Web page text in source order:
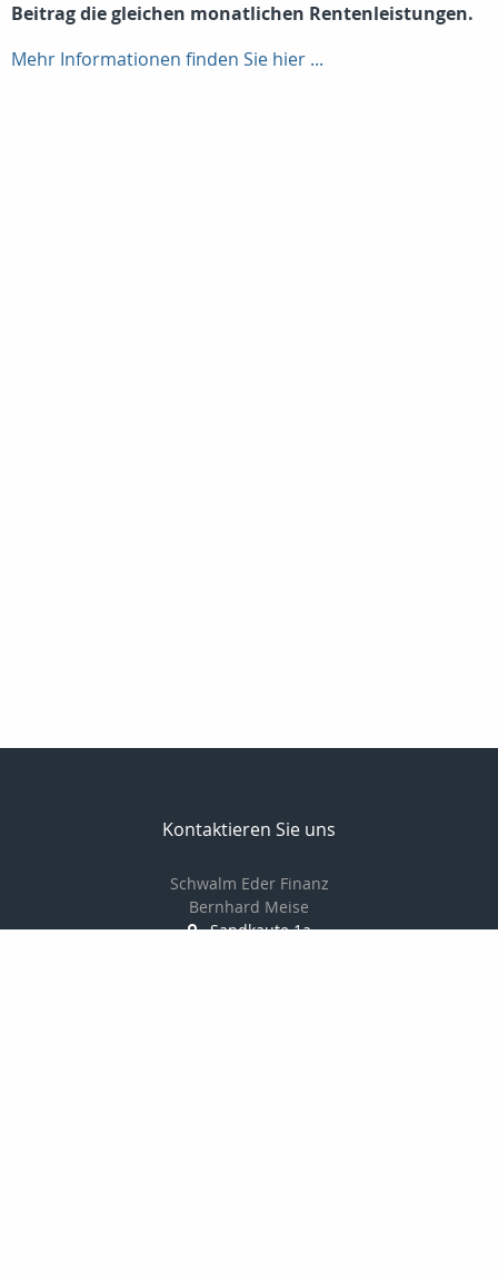
Beitrag die gleichen monatlichen Rentenleistungen.
Mehr Informationen finden Sie hier ...
Kontaktieren Sie uns
Schwalm Eder Finanz
Bernhard Meise
Sandkaute 1a